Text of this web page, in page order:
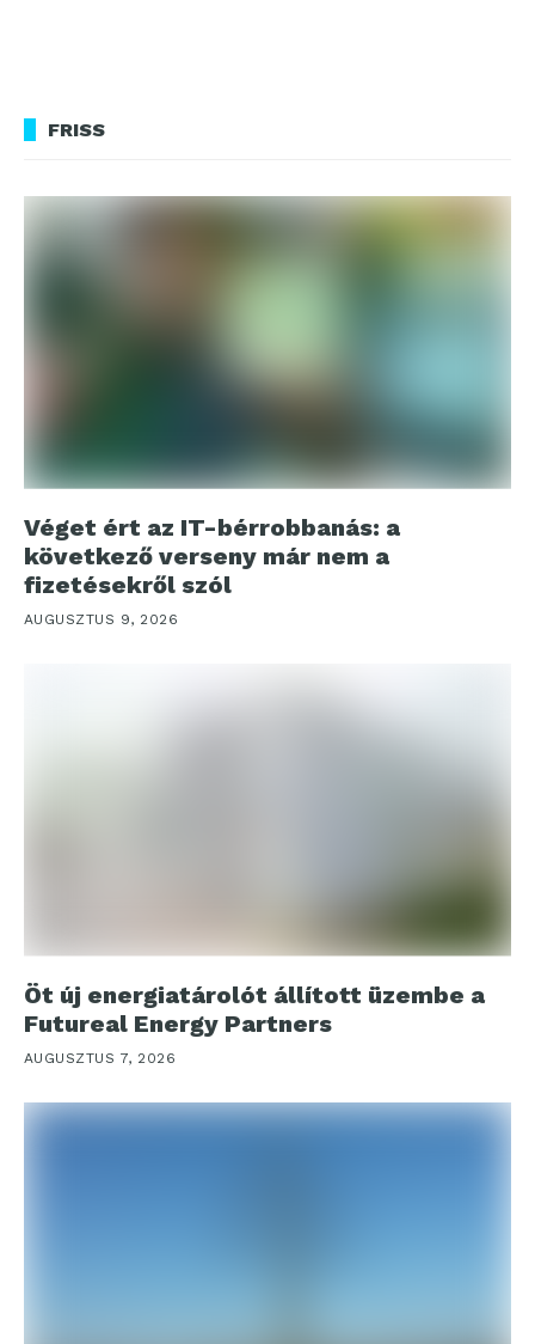
FRISS
Véget ért az IT-bérrobbanás: a
következő verseny már nem a
fizetésekről szól
AUGUSZTUS 9, 2026
Öt új energiatárolót állított üzembe a
Futureal Energy Partners
AUGUSZTUS 7, 2026